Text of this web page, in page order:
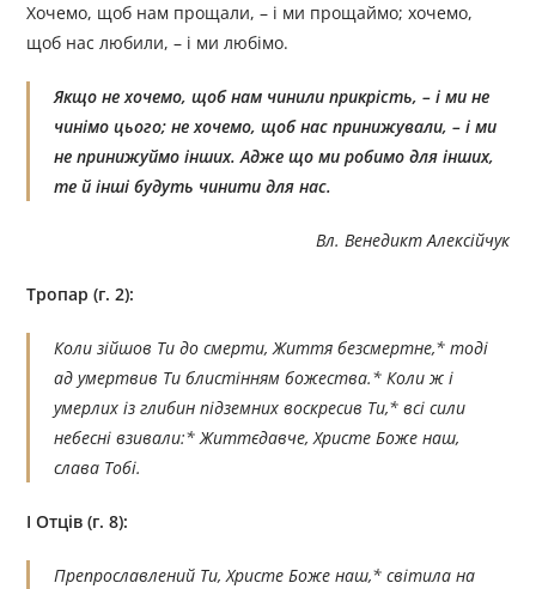
Хочемо, щоб нам прощали, – і ми прощаймо; хочемо,
щоб нас любили, – і ми любімо.
Якщо не хочемо, щоб нам чинили прикрість, – і ми не
чинімо цього; не хочемо, щоб нас принижували, – і ми
не принижуймо інших. Адже що ми робимо для інших,
те й інші будуть чинити для нас.
Вл. Венедикт Алексійчук
Тропар (г. 2):
Коли зійшов Ти до смерти, Життя безсмертне,* тоді
ад умертвив Ти блистінням божества.* Коли ж і
умерлих із глибин підземних воскресив Ти,* всі сили
небесні взивали:* Життєдавче, Христе Боже наш,
слава Тобі.
I Отців (г. 8):
Препрославлений Ти, Христе Боже наш,* світила на